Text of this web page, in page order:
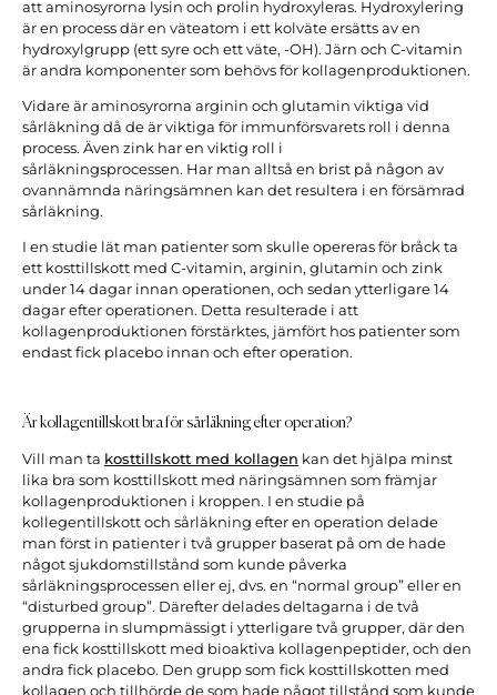
att aminosyrorna lysin och prolin hydroxyleras. Hydroxylering
är en process där en väteatom i ett kolväte ersätts av en
hydroxylgrupp (ett syre och ett väte, -OH). Järn och C-vitamin
är andra komponenter som behövs för kollagenproduktionen.
Vidare är aminosyrorna arginin och glutamin viktiga vid
sårläkning då de är viktiga för immunförsvarets roll i denna
process. Även zink har en viktig roll i
sårläkningsprocessen. Har man alltså en brist på någon av
ovannämnda näringsämnen kan det resultera i en försämrad
sårläkning.
I en studie lät man patienter som skulle opereras för bråck ta
ett kosttillskott med C-vitamin, arginin, glutamin och zink
under 14 dagar innan operationen, och sedan ytterligare 14
dagar efter operationen. Detta resulterade i att
kollagenproduktionen förstärktes, jämfört hos patienter som
endast fick placebo innan och efter operation.
Är kollagentillskott bra för sårläkning efter operation?
Vill man ta kosttillskott med kollagen kan det hjälpa minst
lika bra som kosttillskott med näringsämnen som främjar
kollagenproduktionen i kroppen. I en studie på
kollegentillskott och sårläkning efter en operation delade
man först in patienter i två grupper baserat på om de hade
något sjukdomstillstånd som kunde påverka
sårläkningsprocessen eller ej, dvs. en “normal group” eller en
“disturbed group”. Därefter delades deltagarna i de två
grupperna in slumpmässigt i ytterligare två grupper, där den
ena fick kosttillskott med bioaktiva kollagenpeptider, och den
andra fick placebo. Den grupp som fick kosttillskotten med
kollagen och tillhörde de som hade något tillstånd som kunde